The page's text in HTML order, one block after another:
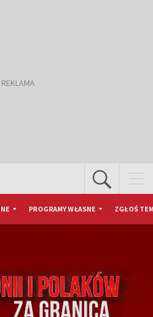
PROGRAMY WŁASNE ZGŁOŚ